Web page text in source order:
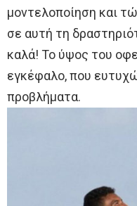
μοντελοποίηση και
σε αυτή τη
καλά! Το ύψος του
εγκέφαλο, που
προβλήματα.